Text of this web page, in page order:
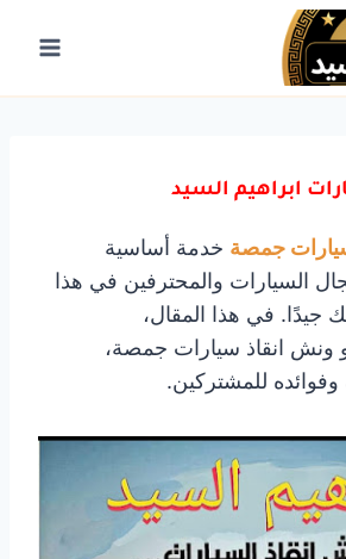
ابراهيم السيد
جمصة خدمة أساسية
السيارات والمحترفين في هذا
جيدًا. في هذا المقال،
انقاذ سيارات جمصة،
للمشتركين.